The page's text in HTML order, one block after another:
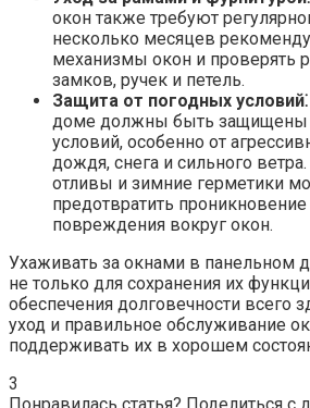
окон также требуют
несколько месяцев
механизмы окон и проверять
замков, ручек и петель.​
Защита от погодных условий⁚
доме должны быть защищены
условий, особенно от
дождя, снега и сильного
отливы и зимние герметики
предотвратить
повреждения вокруг окон.​
Ухаживать за окнами в панельном
не только для сохранения их
обеспечения долговечности всего
уход и правильное обслуживание
поддерживать их в хорошем
3